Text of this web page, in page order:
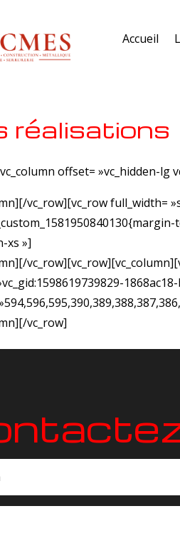
Accueil
réalisations
offset= »vc_hidden-lg
vc_row][vc_row full_width=
xs »]
vc_row]